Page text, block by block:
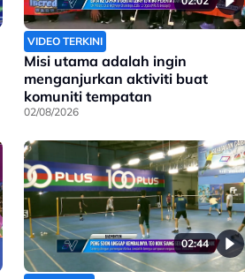
VIDEO TERKINI
Misi utama adalah ingin
menganjurkan aktiviti buat
komuniti tempatan
02/08/2026
02:44